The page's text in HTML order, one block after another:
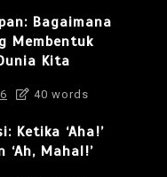
Bagaimana
Membentuk
Kita
40 words
Ketika ‘Aha!’
Mahal!’